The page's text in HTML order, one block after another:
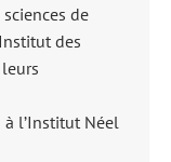
de
des
à l’Institut Néel